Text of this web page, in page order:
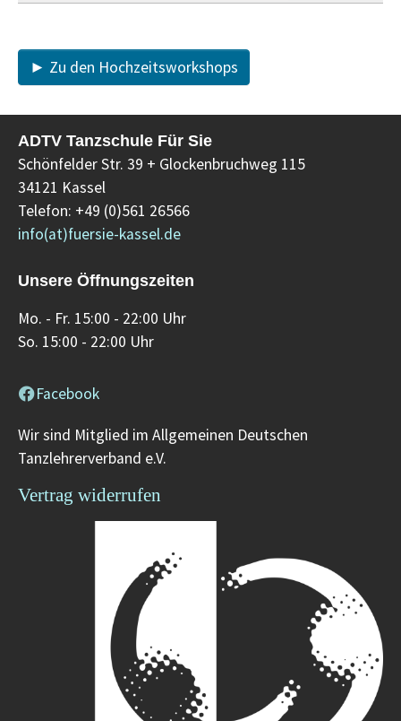
► Zu den Hochzeitsworkshops
ADTV Tanzschule Für Sie
Schönfelder Str. 39 + Glockenbruchweg 115
34121 Kassel
Telefon: +49 (0)561 26566
info(at)fuersie-kassel.de
Unsere Öffnungszeiten
Mo. - Fr. 15:00 - 22:00 Uhr
So. 15:00 - 22:00 Uhr
Facebook
Wir sind Mitglied im Allgemeinen Deutschen
Tanzlehrerverband e.V.
Vertrag widerrufen